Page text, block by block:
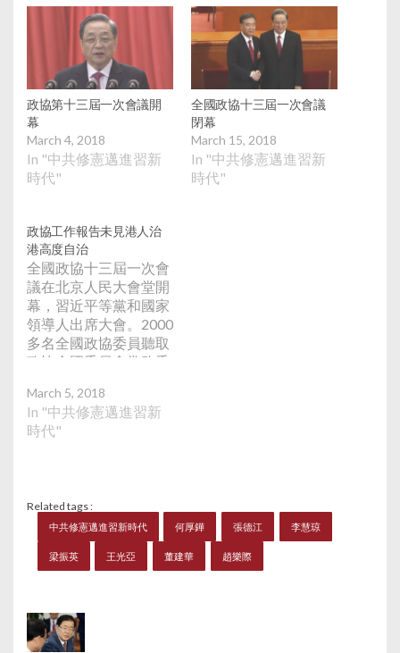
政協第十三屆一次會議開
幕
March 4, 2018
In "中共修憲邁進習新
時代"
全國政協十三屆一次會議
閉幕
March 15, 2018
In "中共修憲邁進習新
時代"
政協工作報告未見港人治
港高度自治
全國政協十三屆一次會
議在北京人民大會堂開
幕，習近平等黨和國家
領導人出席大會。2000
多名全國政協委員聽取
政協全國委員會常務委
協主席俞正聲發表了任
內最後一份工作報告，
與之前4次工作報告比
「高度自治」等慣例提
法，僅有「加強同港澳
台僑同胞團結聯誼，動
員中華兒女共擔民族大
反映北京可能收緊對港
政策。不過，港澳辦前
March 5, 2018
In "中共修憲邁進習新
時代"
Related tags :
中共修憲邁進習新時代 何厚鏵 張德江 李慧琼
梁振英 王光亞 董建華 趙樂際